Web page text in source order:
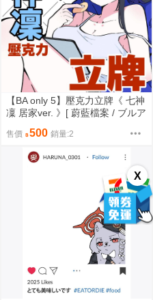
X
【BA only 5】壓克力立牌《 七神
凜 居家ver. 》[ 蔚藍檔案 / ブルア
イブ / 筑波 / 七神琳 /阿羅娜 / 彩
奈 / 博美 ]
售價 500 銷量:2